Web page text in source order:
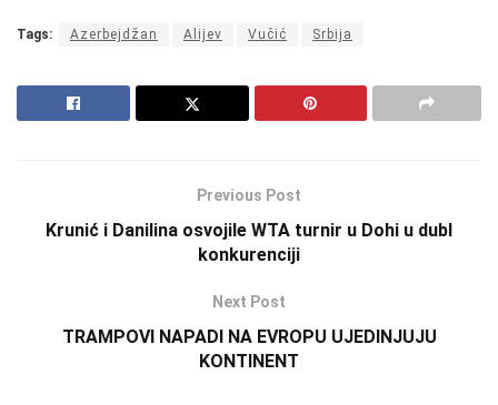
Tags: Azerbejdžan Alijev Vučić Srbija
Previous Post
Krunić i Danilina osvojile WTA turnir u Dohi u dubl
konkurenciji
Next Post
TRAMPOVI NAPADI NA EVROPU UJEDINJUJU
KONTINENT